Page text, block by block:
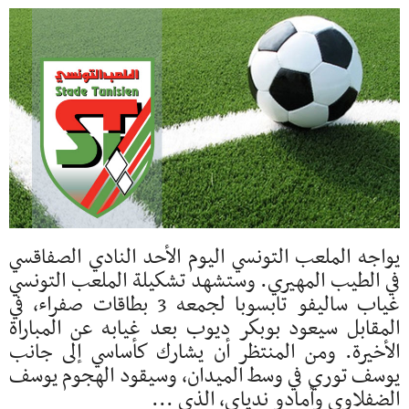
يواجه الملعب التونسي اليوم الأحد النادي الصفاقسي
في الطيب المهيري. وستشهد تشكيلة الملعب التونسي
غياب ساليفو تابسوبا لجمعه 3 بطاقات صفراء، في
المقابل سيعود بوبكر ديوب بعد غيابه عن المباراة
الأخيرة. ومن المنتظر أن يشارك كأساسي إلى جانب
يوسف توري في وسط الميدان، وسيقود الهجوم يوسف
الضفلاوي وأمادو ندياي، الذي ...